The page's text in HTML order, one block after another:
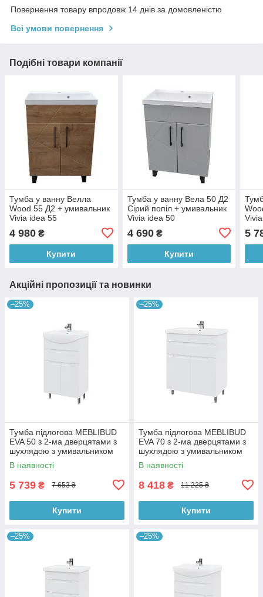
Повернення товару впродовж 14 днів за домовленістю
Всі умови повернення
Подібні товари компанії
Тумба у ванну Велла
Wood 55 Д2 + умивальник
Vivia idea 55
4 980 ₴
Купити
Тумба у ванну Вела 50 Д2
Сірий попіл + умивальник
Vivia idea 50
4 690₴
Купити
5
Акційні пропозиції та новинки
–25%
Тумба підлогова MEBLIBUD
EVA 50 з 2-ма дверцятами з
шухлядою з умивальником
Cersanit Cersania 50см біла
В наявності
5 739 ₴ 7 653 ₴
Купити
–25%
Тумба підлогова MEBLIBUD
EVA 70 з 2-ма дверцятами з
шухлядою з умивальником
Cers 70см біла
В наявності
8 418 ₴ 11 225 ₴
Купити
–25% –25%